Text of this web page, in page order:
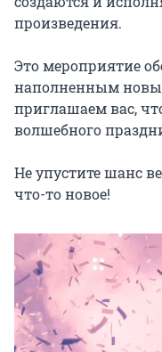
произведения.
Это мероприятие
наполненным
приглашаем вас,
волшебного
Не упустите шанс
что-то новое!